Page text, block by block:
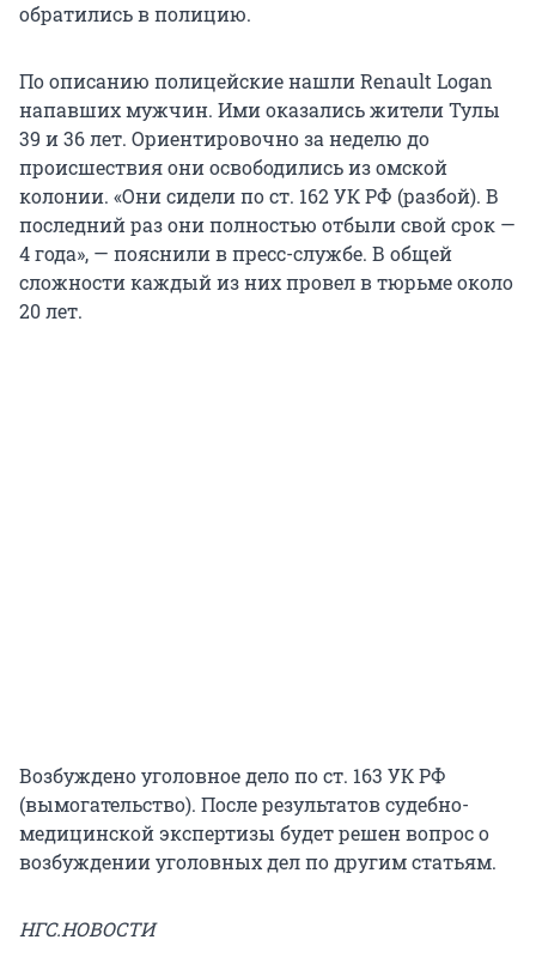
обратились в полицию.
По описанию полицейские нашли Renault Logan
напавших мужчин. Ими оказались жители Тулы
39 и 36 лет. Ориентировочно за неделю до
происшествия они освободились из омской
колонии. «Они сидели по ст. 162 УК РФ (разбой). В
последний раз они полностью отбыли свой срок —
4 года», — пояснили в пресс-службе. В общей
сложности каждый из них провел в тюрьме около
20 лет.
Возбуждено уголовное дело по ст. 163 УК РФ
(вымогательство). После результатов судебно-
медицинской экспертизы будет решен вопрос о
возбуждении уголовных дел по другим статьям.
НГС.НОВОСТИ